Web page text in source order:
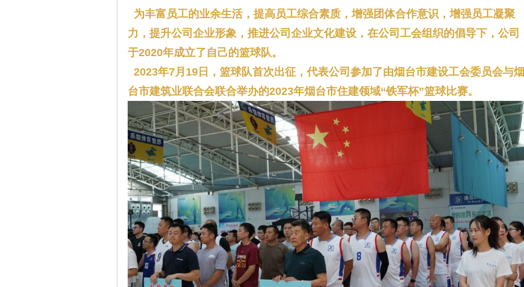
为丰富员工的业余生活，提高员工综合素质，增强团体合作意识，增强员工凝聚
力，提升公司企业形象，推进公司企业文化建设，在公司工会组织的倡导下，公司
于2020年成立了自己的篮球队。
2023年7月19日，篮球队首次出征，代表公司参加了由烟台市建设工会委员会与烟
台市建筑业联合会联合举办的2023年烟台市住建领域“铁军杯”篮球比赛。